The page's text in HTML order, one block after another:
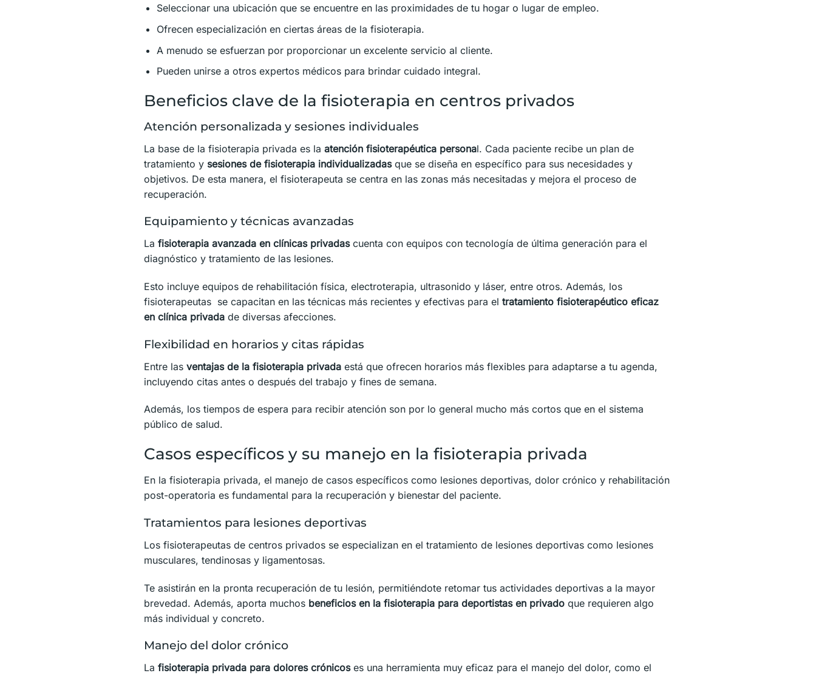
Seleccionar una ubicación que se encuentre en las proximidades de tu hogar o lugar de empleo.
Ofrecen especialización en ciertas áreas de la fisioterapia.
A menudo se esfuerzan por proporcionar un excelente servicio al cliente.
Pueden unirse a otros expertos médicos para brindar cuidado integral.
Beneficios clave de la fisioterapia en centros privados
Atención personalizada y sesiones individuales
La base de la fisioterapia privada es la atención fisioterapéutica personal. Cada paciente recibe un plan de
tratamiento y sesiones de fisioterapia individualizadasque se diseña en específico para sus necesidades y
objetivos. De esta manera, el fisioterapeuta se centra en las zonas más necesitadas y mejora el proceso de
recuperación.
Equipamiento y técnicas avanzadas
La fisioterapia avanzada en clínicas privadascuenta con equipos con tecnología de última generación para el
diagnóstico y tratamiento de las lesiones.
Esto incluye equipos de rehabilitación física, electroterapia, ultrasonido y láser, entre otros. Además, los
fisioterapeutas se capacitan en las técnicas más recientes y efectivas para el tratamiento fisioterapéutico eficaz
en clínica privada de diversas afecciones.
Flexibilidad en horarios y citas rápidas
Entre las ventajas de la fisioterapia privada está que ofrecen horarios más flexibles para adaptarse a tu agenda,
incluyendo citas antes o después del trabajo y fines de semana.
Además, los tiempos de espera para recibir atención son por lo general mucho más cortos que en el sistema
público de salud.
Casos específicos y su manejo en la fisioterapia privada
En la fisioterapia privada, el manejo de casos específicos como lesiones deportivas, dolor crónico y rehabilitación
post-operatoria es fundamental para la recuperación y bienestar del paciente.
Tratamientos para lesiones deportivas
Los fisioterapeutas de centros privados se especializan en el tratamiento de lesiones deportivas como lesiones
musculares, tendinosas y ligamentosas.
Te asistirán en la pronta recuperación de tu lesión, permitiéndote retomar tus actividades deportivas a la mayor
brevedad. Además, aporta muchos beneficios en la fisioterapia para deportistas en privado que requieren algo
más individual y concreto.
Manejo del dolor crónico
La fisioterapia privada para dolores crónicoses una herramienta muy eficaz para el manejo del dolor, como el